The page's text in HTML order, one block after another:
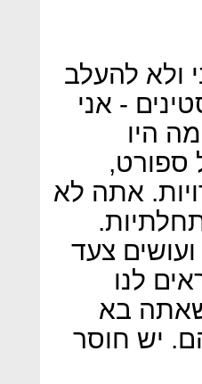
ולא להעלב
- אני
היו
ספורט,
אתה לא
צעד
לנו
בא
יש חוסר